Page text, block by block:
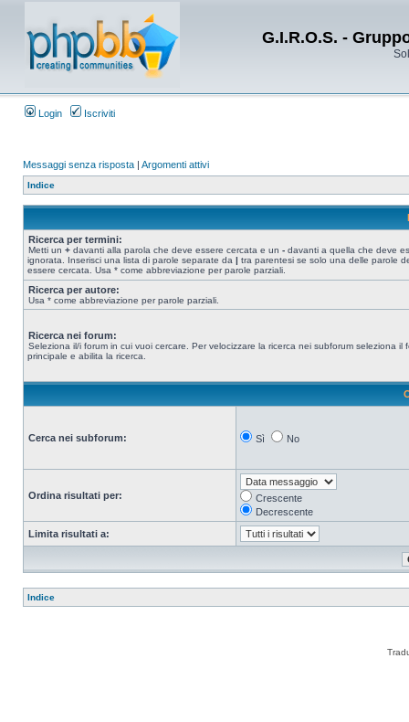
G.I.R.O.S. -
Login Iscriviti
Messaggi senza risposta | Argomenti attivi
Indice
Ricerca per termini:
Metti un + davanti alla parola che deve essere cercata e un - davanti a quella che deve
ignorata. Inserisci una lista di parole separate da | tra parentesi se solo una delle parole
essere cercata. Usa * come abbreviazione per parole parziali.
Ricerca per autore:
Usa * come abbreviazione per parole parziali.
Ricerca nei forum:
Seleziona il/i forum in cui vuoi cercare. Per velocizzare la ricerca nei subforum seleziona il
principale e abilita la ricerca.
Cerca nei subforum: Sì No
Ordina risultati per:
Crescente
Decrescente
Limita risultati a:
Indice